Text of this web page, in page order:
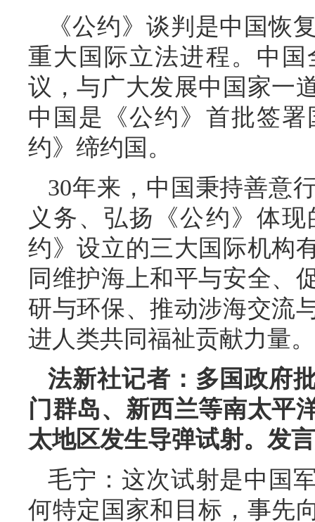
《公约》谈判是中国恢
重大国际立法进程。中
议，与广大发展中国家一
中国是《公约》首批签
约》缔约国。
30年来，中国秉持善意
义务、弘扬《公约》体
约》设立的三大国际机构
同维护海上和平与安全、
研与环保、推动涉海交流
进人类共同福祉贡献力量。
法新社记者：多国政府
门群岛、新西兰等南太平
太地区发生导弹试射。发
毛宁：这次试射是中国
何特定国家和目标，事先